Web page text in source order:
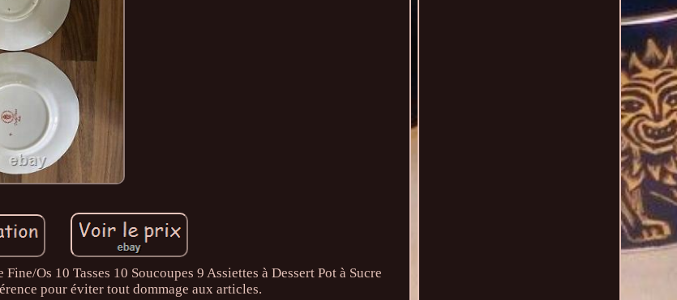
Os 10 Tasses 10 Soucoupes 9 Assiettes à Dessert Pot à Sucre
pour éviter tout dommage aux articles.